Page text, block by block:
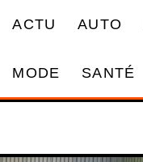
ACTU AUTO
MODE SANTÉ